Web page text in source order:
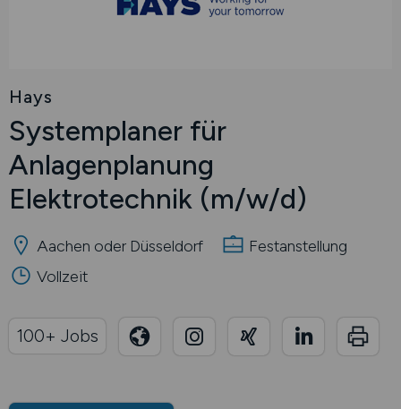
Hays
Systemplaner für
Anlagenplanung
Elektrotechnik (m/w/d)
Aachen oder Düsseldorf
Festanstellung
Vollzeit
100+ Jobs